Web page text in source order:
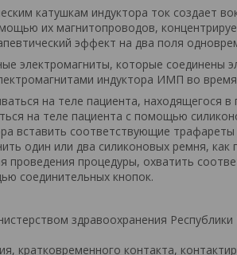
катушкам индуктора ток создает
их магнитопроводов,
эффект на два поля
электромагниты, которые соединены
индуктора ИМП во
на теле пациента, находящегося
на теле пациента с помощью
вставить соответствующие трафареты
один или два силиконовых ремня, как
проведения процедуры, охватить
соединительных кнопок.
здравоохранения Республики
кратковременного контакта,